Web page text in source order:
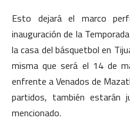
Esto dejará el marco
inauguración de la
la casa del básquetbol en
misma que será el 14 de
enfrente a Venados de
partidos, también estarán
mencionado.